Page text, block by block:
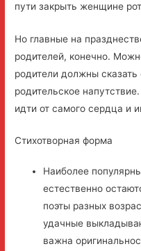
пути закрыть женщине
Но главные на
родителей, конечно.
родители должны
родительское
идти от самого сердца и
Стихотворная форма
Наиболее
естественно
поэты разных
удачные
важна